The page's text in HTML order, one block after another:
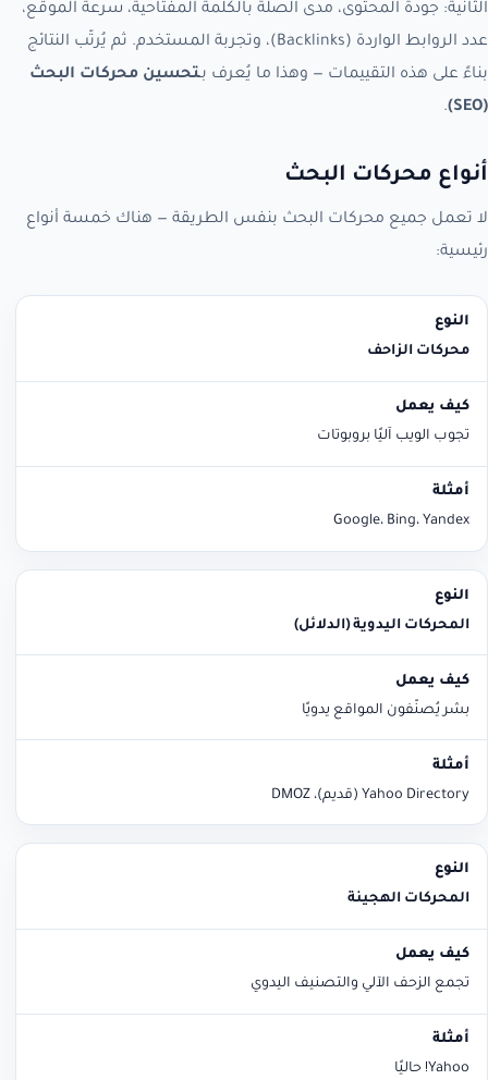
الثانية: جودة المحتوى، مدى الصلة بالكلمة المفتاحية، سرعة الموقع،
عدد الروابط الواردة (Backlinks)، وتجربة المستخدم. ثم يُرتّب النتائج
بناءً على هذه التقييمات — وهذا ما يُعرف بـتحسين محركات البحث
(SEO)
.
أنواع محركات البحث
لا تعمل جميع محركات البحث بنفس الطريقة — هناك خمسة أنواع
رئيسية:
النوع
محركات الزاحف
تجوب الويب آليًا بروبوتات
Google، Bing، Yandex
المحركات اليدوية (الدلائل)
بشر يُصنّفون المواقع يدويًا
Yahoo Directory (قديم)، DMOZ
المحركات الهجينة
تجمع الزحف الآلي والتصنيف اليدوي
Yahoo! حاليًا